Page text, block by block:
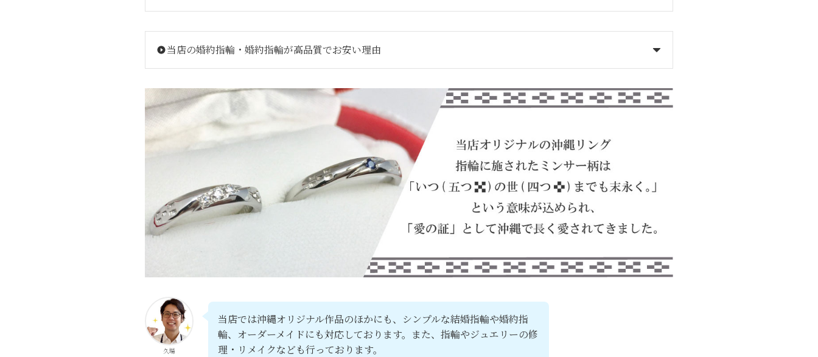
当店の婚約指輪・婚約指輪が高品質でお安い理由
久場
当店では沖縄オリジナル作品のほかにも、シンプルな結婚指輪や婚約指
輪、オーダーメイドにも対応しております。また、指輪やジュエリーの修
理・リメイクなども行っております。